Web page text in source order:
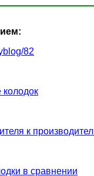
82
колодок
к
в сравнении